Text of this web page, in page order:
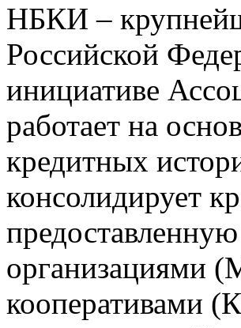
НБКИ –
Российской
инициативе
работает на
кредитных
консолидирует
организациями
кооперативами